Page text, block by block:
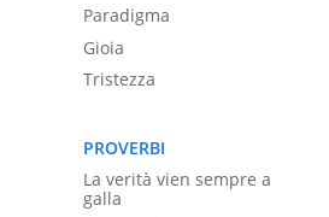
Paradigma
Gioia
Tristezza
PROVERBI
La verità vien sempre a
galla